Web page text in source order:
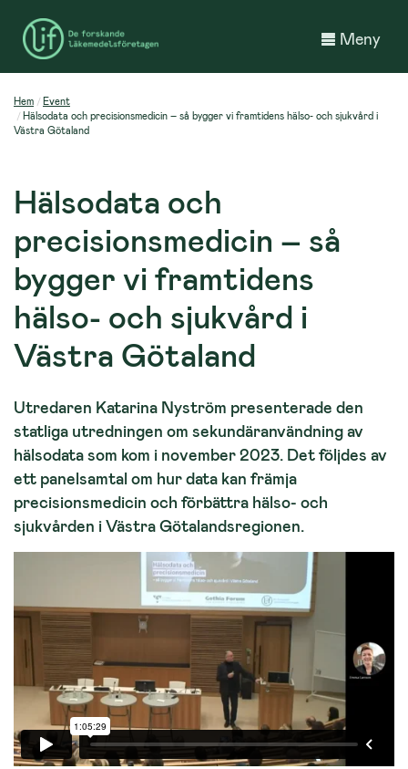
Meny
Hem
Event
Hälsodata och precisionsmedicin – så bygger vi framtidens hälso- och sjukvård i
Västra Götaland
Hälsodata och
precisionsmedicin – så
bygger vi framtidens
hälso- och sjukvård i
Västra Götaland
Utredaren Katarina Nyström presenterade den
statliga utredningen om sekundäranvändning av
hälsodata som kom i november 2023. Det följdes av
ett panelsamtal om hur data kan främja
precisionsmedicin och förbättra hälso- och
sjukvården i Västra Götalandsregionen.